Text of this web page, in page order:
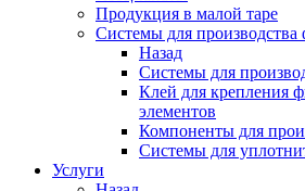
Продукция в малой таре
Системы для производства
Назад
Системы для
Клей для крепления
элементов
Компоненты для
Системы для
Услуги